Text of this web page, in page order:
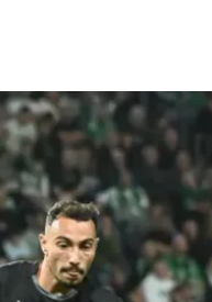
שבע
ליגות נוספות